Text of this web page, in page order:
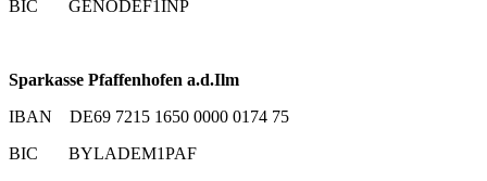
BIC GENODEF1INP
Sparkasse Pfaffenhofen a.d.Ilm
IBAN DE69 7215 1650 0000 0174 75
BIC BYLADEM1PAF